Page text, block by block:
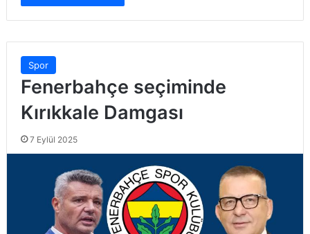
Spor
Fenerbahçe seçiminde
Kırıkkale Damgası
7 Eylül 2025